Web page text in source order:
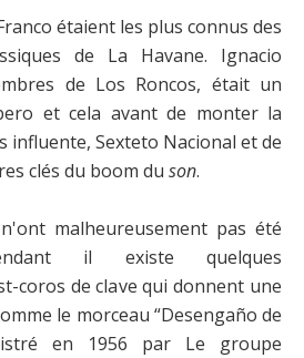
étaient les plus connus des
de La Havane. Ignacio
de Los Roncos, était un
et cela avant de monter la
influente, Sexteto Nacional et de
clés du boom du son.
malheureusement pas été
il existe quelques
coros de clave qui donnent une
le morceau “Desengaño de
en 1956 par Le groupe